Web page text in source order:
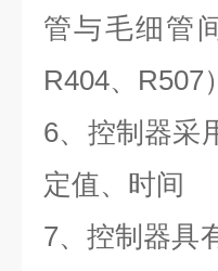
管与毛细管
R404、R507）
6、 控制器采
定值、时间
7、控制器具